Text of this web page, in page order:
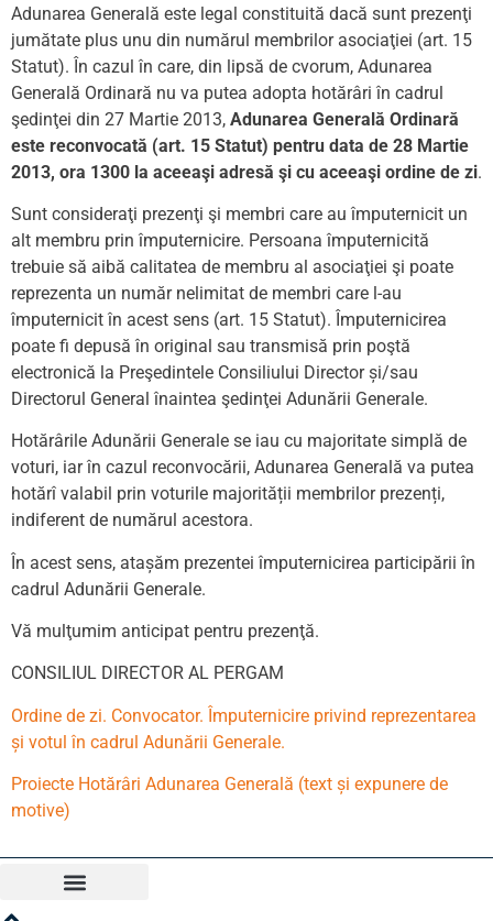
Adunarea Generală este legal constituită dacă sunt prezenţi
jumătate plus unu din numărul membrilor asociaţiei (art. 15
Statut). În cazul în care, din lipsă de cvorum, Adunarea
Generală Ordinară nu va putea adopta hotărâri în cadrul
şedinţei din 27 Martie 2013, Adunarea Generală Ordinară
este reconvocată (art. 15 Statut) pentru data de 28 Martie
2013, ora 1300 la aceeaşi adresă şi cu aceeaşi ordine de zi.
Sunt consideraţi prezenţi şi membri care au împuternicit un
alt membru prin împuternicire. Persoana împuternicită
trebuie să aibă calitatea de membru al asociaţiei şi poate
reprezenta un număr nelimitat de membri care l-au
împuternicit în acest sens (art. 15 Statut). Împuternicirea
poate fi depusă în original sau transmisă prin poştă
electronică la Preşedintele Consiliului Director și/sau
Directorul General înaintea şedinţei Adunării Generale.
Hotărârile Adunării Generale se iau cu majoritate simplă de
voturi, iar în cazul reconvocării, Adunarea Generală va putea
hotărî valabil prin voturile majorității membrilor prezenți,
indiferent de numărul acestora.
În acest sens, atașăm prezentei împuternicirea participării în
cadrul Adunării Generale.
Vă mulţumim anticipat pentru prezenţă.
CONSILIUL DIRECTOR AL PERGAM
Ordine de zi. Convocator. Împuternicire privind reprezentarea
și votul în cadrul Adunării Generale.
Proiecte Hotărâri Adunarea Generală (text și expunere de
motive)